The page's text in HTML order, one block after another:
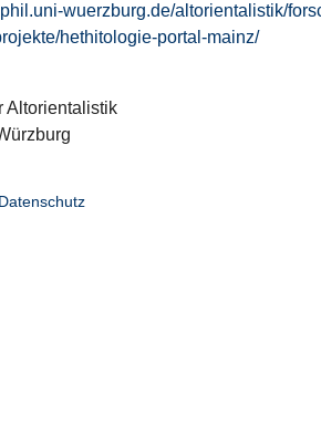
wuerzburg.de/altorientalistik/
hethitologie-portal-mainz/
Altorientalistik
Datenschutz